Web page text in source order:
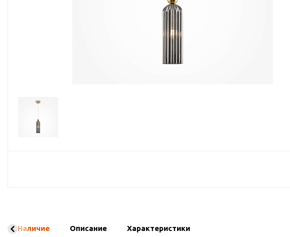
Ночники
Наличие Описание Характеристики